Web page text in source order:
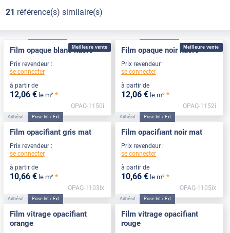
21 référence(s) similaire(s)
Meilleure vente
Film opaque blanc nacré
Prix revendeur :
se connecter
à partir de
12,06 € le m² *
OPAQ-1150i
Meilleure vente
Film opaque noir nacré
Prix revendeur :
se connecter
à partir de
12,06 € le m² *
OPAQ-1152i
Adhésif Pose Int / Ext
Film opacifiant gris mat
Prix revendeur :
se connecter
à partir de
10,66 € le m² *
OPAQ-1103ix
Adhésif Pose Int / Ext
Film opacifiant noir mat
Prix revendeur :
se connecter
à partir de
10,66 € le m² *
OPAQ-1105ix
Adhésif Pose Int / Ext
Film vitrage opacifiant
orange
Adhésif Pose Int / Ext
Film vitrage opacifiant
rouge